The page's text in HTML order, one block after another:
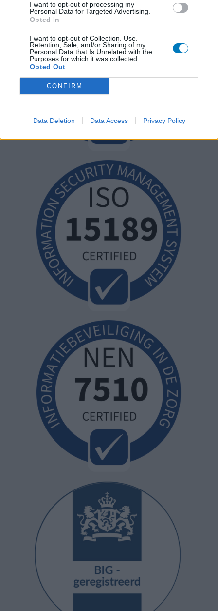
I want to opt-out of processing my
Personal Data for Targeted Advertising.
Opted In
I want to opt-out of Collection, Use,
Retention, Sale, and/or Sharing of my
Personal Data that Is Unrelated with the
Purposes for which it was collected.
Opted Out
CONFIRM
Data Deletion Data Access Privacy Policy